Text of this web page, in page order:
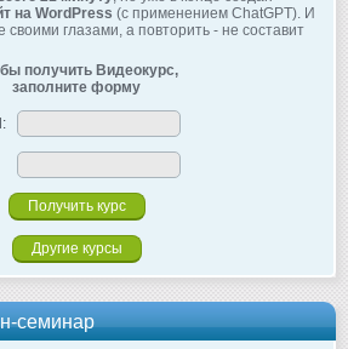
на WordPress (с применением ChatGPT). И
своими глазами, а повторить - не составит
получить Видеокурс,
заполните форму
Другие курсы
семинар